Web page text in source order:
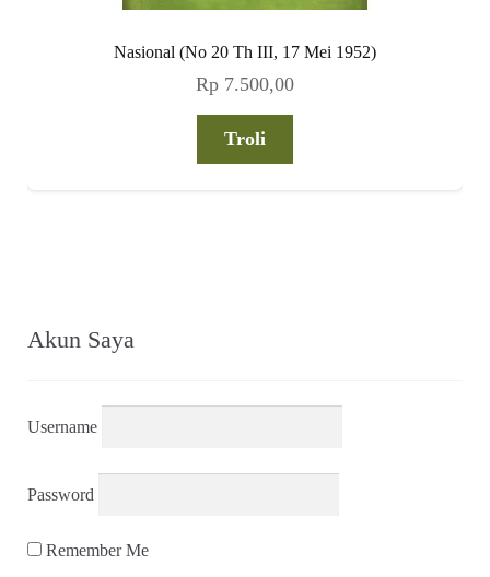
Nasional (No 20 Th III, 17 Mei 1952)
Rp 7.500,00
Troli
Akun Saya
Username
Password
Remember Me